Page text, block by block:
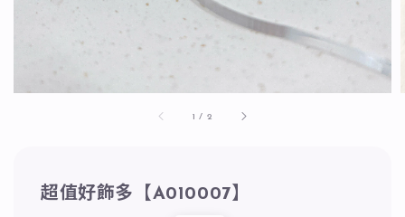
1 / 2
超值好飾多【A010007】